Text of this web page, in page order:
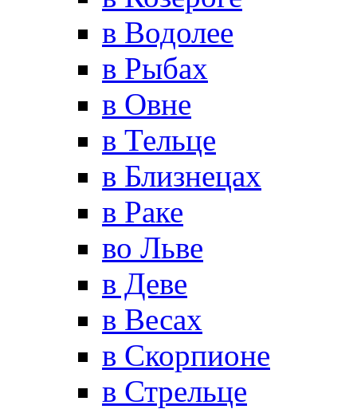
в Водолее
в Рыбах
в Овне
в Тельце
в Близнецах
в Раке
во Льве
в Деве
в Весах
в Скорпионе
в Стрельце